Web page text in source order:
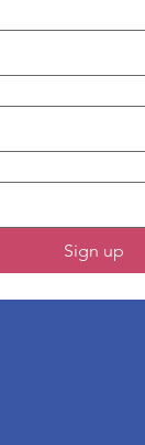
Sign up